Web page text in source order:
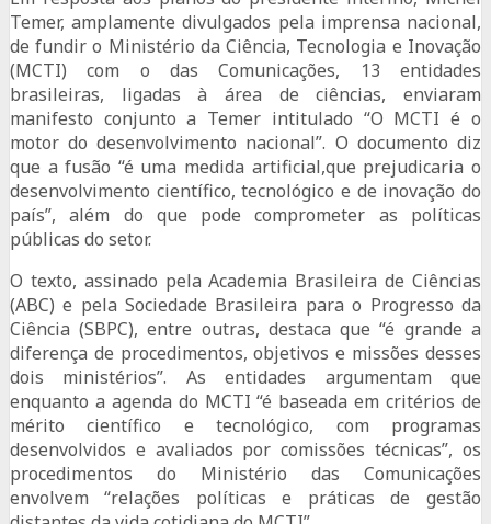
Temer, amplamente divulgados pela imprensa nacional,
de fundir o Ministério da Ciência, Tecnologia e Inovação
(MCTI) com o das Comunicações, 13 entidades
brasileiras, ligadas à área de ciências, enviaram
manifesto conjunto a Temer intitulado “O MCTI é o
motor do desenvolvimento nacional”. O documento diz
que a fusão “é uma medida artificial,que prejudicaria o
desenvolvimento científico, tecnológico e de inovação do
país”, além do que pode comprometer as políticas
públicas do setor.
O texto, assinado pela Academia Brasileira de Ciências
(ABC) e pela Sociedade Brasileira para o Progresso da
Ciência (SBPC), entre outras, destaca que “é grande a
diferença de procedimentos, objetivos e missões desses
dois ministérios”. As entidades argumentam que
enquanto a agenda do MCTI “é baseada em critérios de
mérito científico e tecnológico, com programas
desenvolvidos e avaliados por comissões técnicas”, os
procedimentos do Ministério das Comunicações
envolvem “relações políticas e práticas de gestão